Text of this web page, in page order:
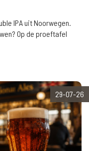
IPA uit Noorwegen.
Op de proeftafel
29-07-26